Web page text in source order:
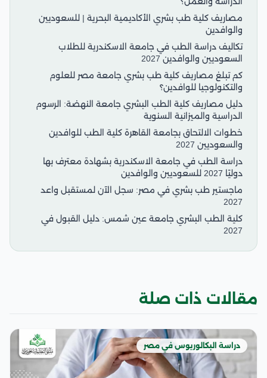
مصاريف كلية طب بشري الأكاديمية البحرية | للسعوديين
والوافدين
تكاليف دراسة الطب في جامعة الاسكندرية للطلاب
السعوديين والوافدين 2027
كم تبلغ مصاريف كلية طب بشري جامعة مصر للعلوم
والتكنولوجيا للوافدين؟
دليل مصاريف كلية الطب البشري جامعة النهضة: الرسوم
الدراسية والميزانية السنوية
خطوات الالتحاق بجامعة القاهرة كلية الطب للوافدين
والسعوديين 2027
دراسة الطب في جامعة الاسكندرية بشهادة معترف بها
دوليًا 2027 للسعوديين والوافدين
ماجستير طب بشري في مصر: سجل الآن لمستقبل واعد
2027
كلية الطب البشري جامعة عين شمس: دليل القبول في
2027
مقالات ذات صلة
دراسة البكالوريوس في مصر